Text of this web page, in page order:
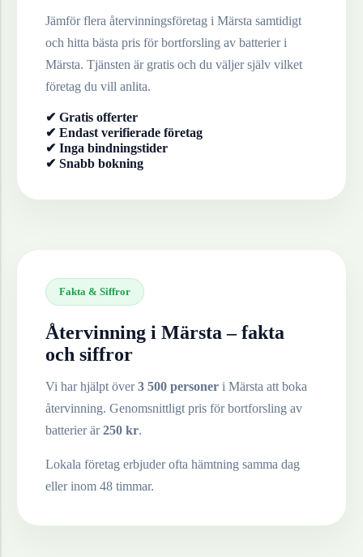
Jämför flera återvinningsföretag i Märsta samtidigt
och hitta bästa pris för bortforsling av batterieri
Märsta. Tjänsten är gratis och du väljer själv vilket
företag du vill anlita.
✔ Gratis offerter
✔ Endast verifierade företag
✔ Inga bindningstider
✔ Snabb bokning
Fakta & Siffror
Återvinning i Märsta – fakta
och siffror
Vi har hjälpt över3 500 personer i Märsta att boka
återvinning. Genomsnittligt pris för bortforsling av
batterierär250 kr.
Lokala företag erbjuder ofta hämtning samma dag
eller inom 48 timmar.